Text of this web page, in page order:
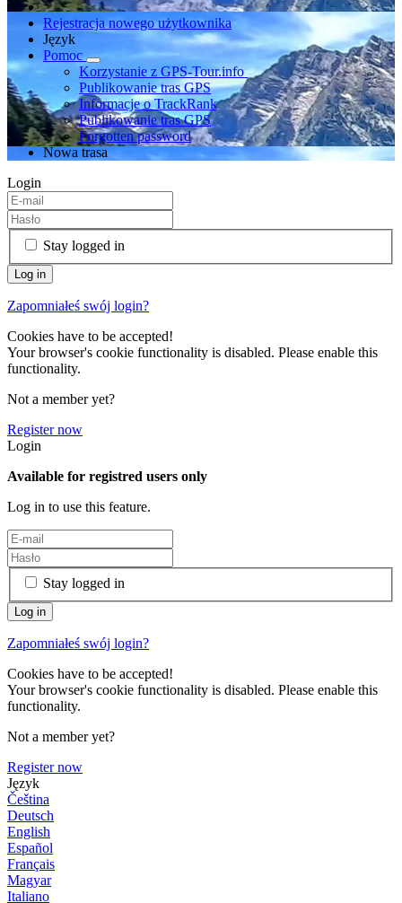
Rejestracja nowego użytkownika
Język
Pomoc
Korzystanie z GPS-Tour.info
Publikowanie tras GPS
Informacje o TrackRank
Publikowanie tras GPS
Forgotten password
Nowa trasa
Login
Stay logged in
Zapomniałeś swój login?
Cookies have to be accepted!
Your browser's cookie functionality is disabled. Please enable this
functionality.
Not a member yet?
Register now
Login
Available for registred users only
Log in to use this feature.
Stay logged in
Zapomniałeś swój login?
Cookies have to be accepted!
Your browser's cookie functionality is disabled. Please enable this
functionality.
Not a member yet?
Register now
Język
Čeština
Deutsch
English
Español
Français
Magyar
Italiano